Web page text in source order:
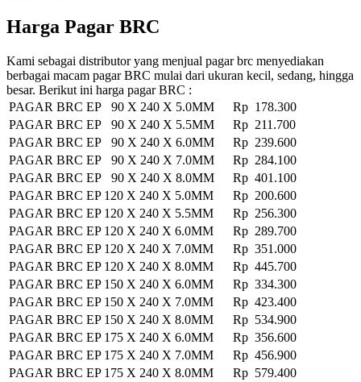
Harga Pagar BRC
Kami sebagai distributor yang menjual pagar brc menyediakan
berbagai macam pagar BRC mulai dari ukuran kecil, sedang, hingga
besar. Berikut ini harga pagar BRC :
PAGAR BRC EP 90 X 240 X 5.0MM
Rp 178.300
PAGAR BRC EP 90 X 240 X 5.5MM
Rp 211.700
PAGAR BRC EP 90 X 240 X 6.0MM
Rp 239.600
PAGAR BRC EP 90 X 240 X 7.0MM
Rp 284.100
PAGAR BRC EP 90 X 240 X 8.0MM
Rp 401.100
PAGAR BRC EP 120 X 240 X 5.0MM
Rp 200.600
PAGAR BRC EP 120 X 240 X 5.5MM
Rp 256.300
PAGAR BRC EP 120 X 240 X 6.0MM
Rp 289.700
PAGAR BRC EP 120 X 240 X 7.0MM
Rp 351.000
PAGAR BRC EP 120 X 240 X 8.0MM
Rp 445.700
PAGAR BRC EP 150 X 240 X 6.0MM
Rp 334.300
PAGAR BRC EP 150 X 240 X 7.0MM
Rp 423.400
PAGAR BRC EP 150 X 240 X 8.0MM
Rp 534.900
PAGAR BRC EP 175 X 240 X 6.0MM
Rp 356.600
PAGAR BRC EP 175 X 240 X 7.0MM
Rp 456.900
PAGAR BRC EP 175 X 240 X 8.0MM
Rp 579.400